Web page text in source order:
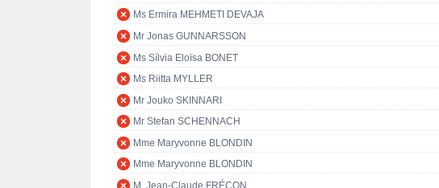
Ms Ermira MEHMETI DEVAJA
Mr Jonas GUNNARSSON
Ms Sílvia Eloïsa BONET
Ms Riitta MYLLER
Mr Jouko SKINNARI
Mr Stefan SCHENNACH
Mme Maryvonne BLONDIN
Mme Maryvonne BLONDIN
M. Jean-Claude FRÉCON